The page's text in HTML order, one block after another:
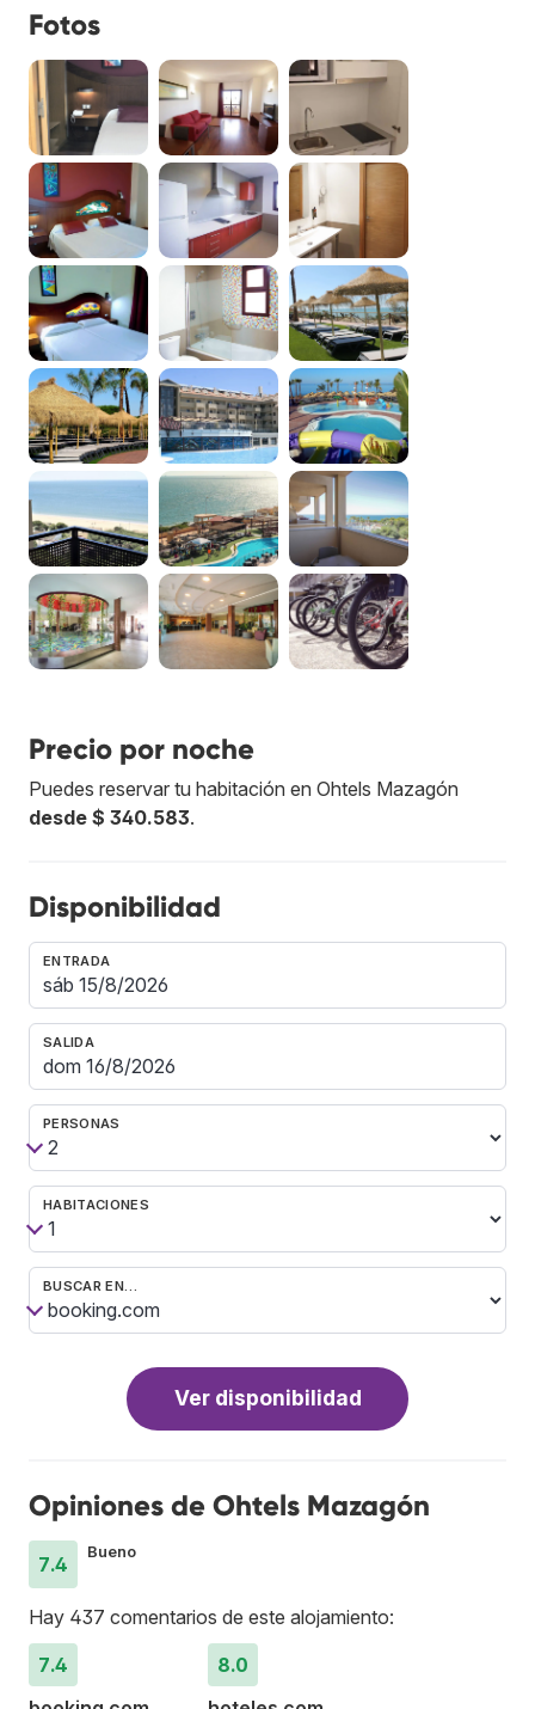
Fotos
Precio por noche
Puedes reservar tu habitación en Ohtels Mazagón
desde $ 340.583.
Disponibilidad
ENTRADA
SALIDA
PERSONAS
HABITACIONES
BUSCAR EN…
Ver disponibilidad
Opiniones de Ohtels Mazagón
7.4
Bueno
Hay 437 comentarios de este alojamiento:
7.4
8.0